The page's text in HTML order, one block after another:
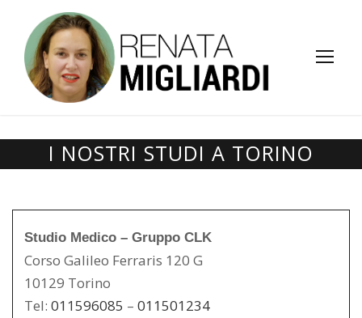
I NOSTRI STUDI A TORINO
Studio Medico – Gruppo CLK
Corso Galileo Ferraris 120 G
10129 Torino
Tel: 011596085 – 011501234